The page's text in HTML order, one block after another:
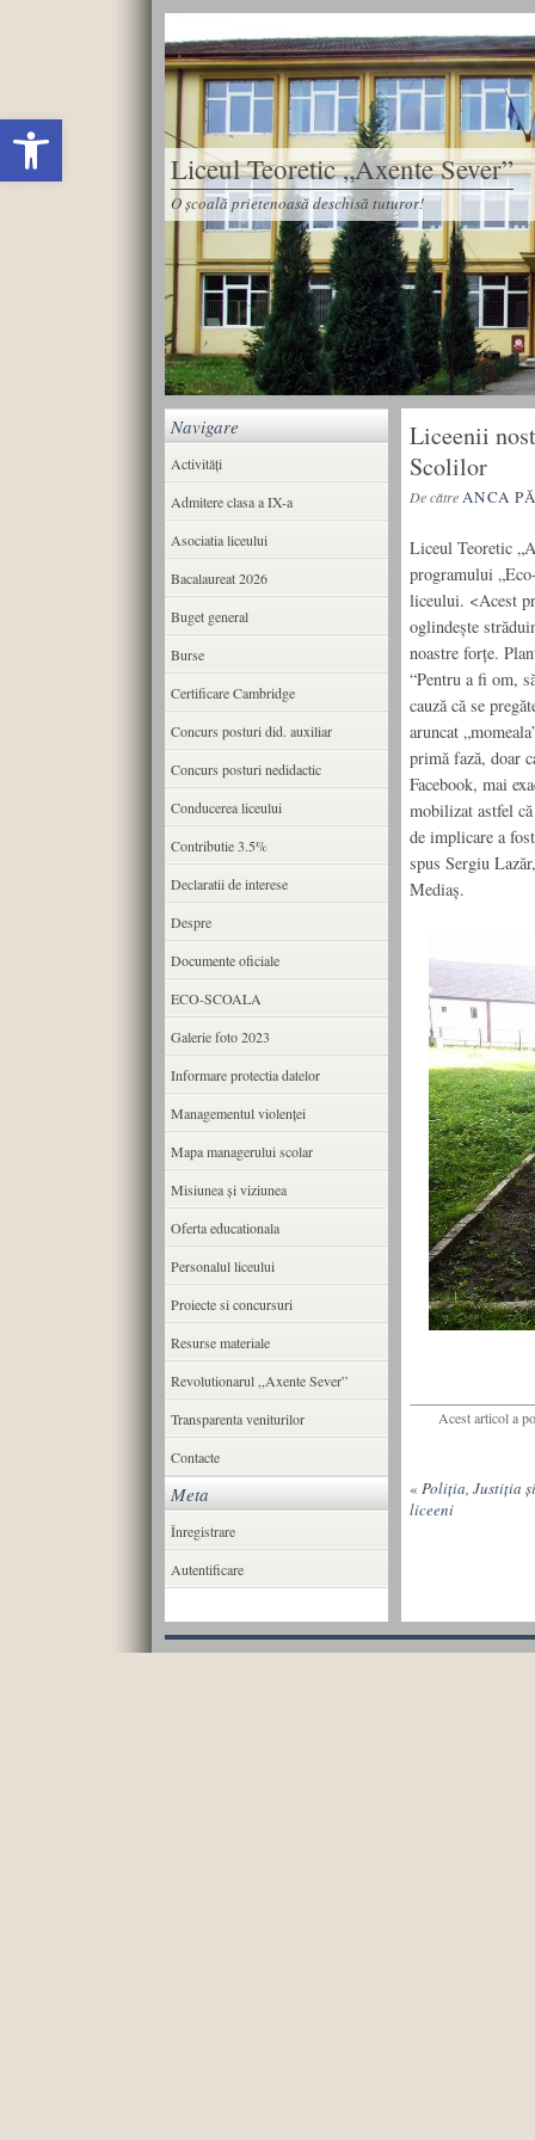
Deschide bara de unelte
Liceul Teoretic „Axente Sever”
O școală prietenoasă deschisă tuturor!
Liceenii
Scolilor
De cătreANCA
Liceul Teoretic
programului
liceului. <Acest
oglindeşte
noastre forţe.
“Pentru a fi om,
cauză că se
aruncat
primă fază, doar
Facebook, mai
mobilizat astfel
de implicare a
spus Sergiu
Mediaş.
Acest articol a
« Poliţia, Justiţia
liceeni
Navigare
Activități
Admitere clasa a IX-a
Asociatia liceului
Bacalaureat 2026
Buget general
Burse
Certificare Cambridge
Concurs posturi did. auxiliar
Concurs posturi nedidactic
Conducerea liceului
Contributie 3.5%
Declaratii de interese
Despre
Documente oficiale
ECO-SCOALA
Galerie foto 2023
Informare protectia datelor
Managementul violenței
Mapa managerului scolar
Misiunea şi viziunea
Oferta educationala
Personalul liceului
Proiecte si concursuri
Resurse materiale
Revolutionarul ,,Axente Sever”
Transparenta veniturilor
Contacte
Meta
Înregistrare
Autentificare